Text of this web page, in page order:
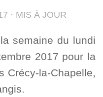
· MIS À JOUR
semaine du lundi
2017 pour la
Crécy-la-Chapelle,